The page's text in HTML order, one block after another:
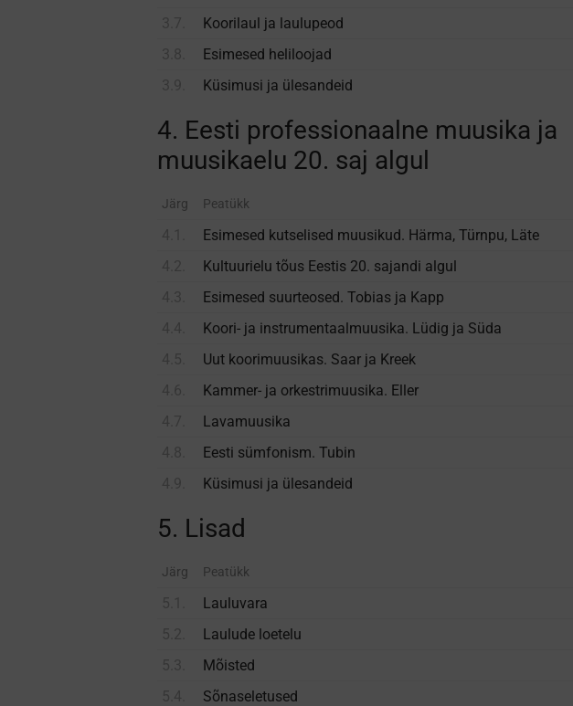
Koorilaul ja laulupeod
Esimesed heliloojad
Küsimusi ja ülesandeid
4. Eesti professionaalne muusika ja
muusikaelu 20. saj algul
Järg Peatükk
Esimesed kutselised muusikud. Härma, Türnpu, Läte
Kultuurielu tõus Eestis 20. sajandi algul
Esimesed suur­teosed. Tobias ja Kapp
Koori- ja instrumentaal­muusika. Lüdig ja Süda
Uut koori­muusikas. Saar ja Kreek
Kammer- ja orkestri­muusika. Eller
Lava­muusika
Eesti sümfonism. Tubin
Küsimusi ja ülesandeid
5. Lisad
Järg Peatükk
Lauluvara
Laulude loetelu
Mõisted
Sõnaseletused